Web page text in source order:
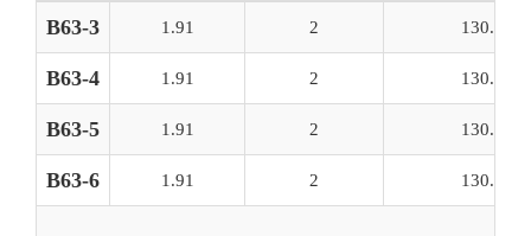
B63-3 1.91 2 130.0
B63-4 1.91 2 130.0
B63-5 1.91 2 130.0
B63-6 1.91 2 130.0